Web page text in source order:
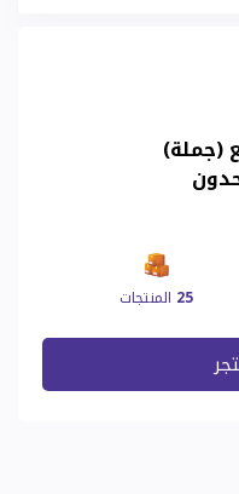
(جملة)
25 المنتجات